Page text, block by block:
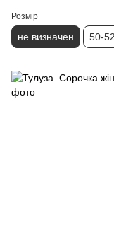
Розмір
не визначен 50-52